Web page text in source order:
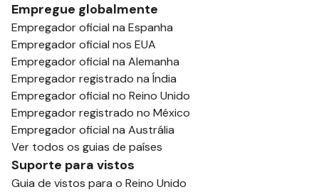
Empregue globalmente
Empregador oficial na Espanha
Empregador oficial nos EUA
Empregador oficial na Alemanha
Empregador registrado na Índia
Empregador oficial no Reino Unido
Empregador registrado no México
Empregador oficial na Austrália
Ver todos os guias de países
Suporte para vistos
Guia de vistos para o Reino Unido